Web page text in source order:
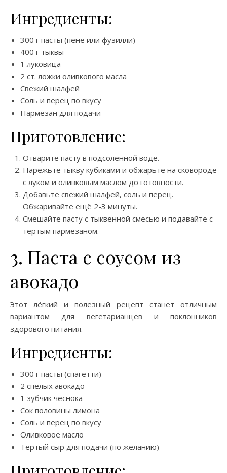
Ингредиенты:
300 г пасты (пене или фузилли)
400 г тыквы
1 луковица
2 ст. ложки оливкового масла
Свежий шалфей
Соль и перец по вкусу
Пармезан для подачи
Приготовление:
Отварите пасту в подсоленной воде.
Нарежьте тыкву кубиками и обжарьте на сковороде
с луком и оливковым маслом до готовности.
Добавьте свежий шалфей, соль и перец.
Обжаривайте ещё 2-3 минуты.
Смешайте пасту с тыквенной смесью и подавайте с
тёртым пармезаном.
3. Паста с соусом из
авокадо
Этот лёгкий и полезный рецепт станет отличным
вариантом для вегетарианцев и поклонников
здорового питания.
Ингредиенты:
300 г пасты (спагетти)
2 спелых авокадо
1 зубчик чеснока
Сок половины лимона
Соль и перец по вкусу
Оливковое масло
Тёртый сыр для подачи (по желанию)